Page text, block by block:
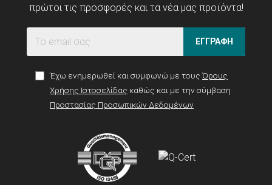
πρώτοι τις προσφορές και τα νέα μας προϊόντα!
ΕΓΓΡΑΦΗ
Έχω ενημερωθεί και συμφωνώ με τους Όρους
Χρήσης Ιστοσελίδας καθώς και με την σύμβαση
Προστασίας Προσωπικών Δεδομένων